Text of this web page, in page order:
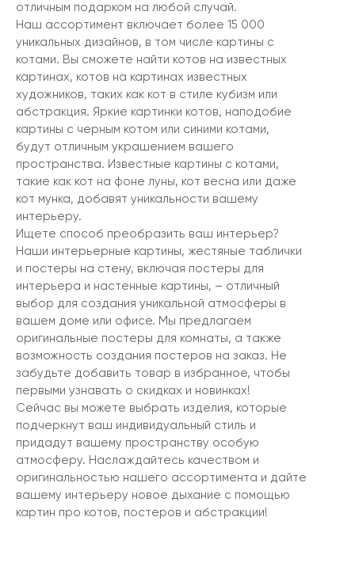
отличным подарком на любой случай.
Наш ассортимент включает более 15 000
уникальных дизайнов, в том числе картины с
котами. Вы сможете найти котов на известных
картинах, котов на картинах известных
художников, таких как кот в стиле кубизм или
абстракция. Яркие картинки котов, наподобие
картины с черным котом или синими котами,
будут отличным украшением вашего
пространства. Известные картины с котами,
такие как кот на фоне луны, кот весна или даже
кот мунка, добавят уникальности вашему
интерьеру.
Ищете способ преобразить ваш интерьер?
Наши интерьерные картины, жестяные таблички
и постеры на стену, включая постеры для
интерьера и настенные картины, – отличный
выбор для создания уникальной атмосферы в
вашем доме или офисе. Мы предлагаем
оригинальные постеры для комнаты, а также
возможность создания постеров на заказ. Не
забудьте добавить товар в избранное, чтобы
первыми узнавать о скидках и новинках!
Сейчас вы можете выбрать изделия, которые
подчеркнут ваш индивидуальный стиль и
придадут вашему пространству особую
атмосферу. Наслаждайтесь качеством и
оригинальностью нашего ассортимента и дайте
вашему интерьеру новое дыхание с помощью
картин про котов, постеров и абстракции!